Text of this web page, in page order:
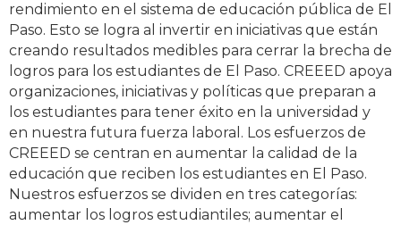
rendimiento en el sistema de educación pública de El
Paso. Esto se logra al invertir en iniciativas que están
creando resultados medibles para cerrar la brecha de
logros para los estudiantes de El Paso. CREEED apoya
organizaciones, iniciativas y políticas que preparan a
los estudiantes para tener éxito en la universidad y
en nuestra futura fuerza laboral. Los esfuerzos de
CREEED se centran en aumentar la calidad de la
educación que reciben los estudiantes en El Paso.
Nuestros esfuerzos se dividen en tres categorías:
aumentar los logros estudiantiles; aumentar el